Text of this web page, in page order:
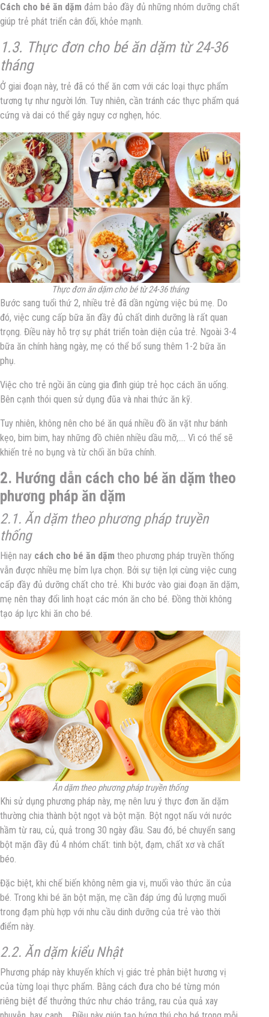
Cách cho bé ăn dặm đảm bảo đầy đủ những nhóm dưỡng chất
giúp trẻ phát triển cân đối, khỏe mạnh.
1.3. Thực đơn cho bé ăn dặm từ 24-36
tháng
Ở giai đoạn này, trẻ đã có thể ăn cơm với các loại thực phẩm
tương tự như người lớn. Tuy nhiên, cần tránh các thực phẩm quá
cứng và dai có thể gây nguy cơ nghẹn, hóc.
Thực đơn ăn dặm cho bé từ 24-36 tháng
Bước sang tuổi thứ 2, nhiều trẻ đã dần ngừng việc bú mẹ. Do
đó, việc cung cấp bữa ăn đầy đủ chất dinh dưỡng là rất quan
trọng. Điều này hỗ trợ sự phát triển toàn diện của trẻ. Ngoài 3-4
bữa ăn chính hàng ngày, mẹ có thể bổ sung thêm 1-2 bữa ăn
phụ.
Việc cho trẻ ngồi ăn cùng gia đình giúp trẻ học cách ăn uống.
Bên cạnh thói quen sử dụng đũa và nhai thức ăn kỹ.
Tuy nhiên, không nên cho bé ăn quá nhiều đồ ăn vặt như bánh
kẹo, bim bim, hay những đồ chiên nhiều dầu mỡ,…. Vì có thể sẽ
khiến trẻ no bụng và từ chối ăn bữa chính.
2. Hướng dẫn cách cho bé ăn dặm theo
phương pháp ăn dặm
2.1. Ăn dặm theo phương pháp truyền
thống
Hiện nay cách cho bé ăn dặm theo phương pháp truyền thống
vẫn được nhiều mẹ bỉm lựa chọn. Bởi sự tiện lợi cùng việc cung
cấp đầy đủ dưỡng chất cho trẻ. Khi bước vào giai đoạn ăn dặm,
mẹ nên thay đổi linh hoạt các món ăn cho bé. Đồng thời không
tạo áp lực khi ăn cho bé.
Ăn dặm theo phương pháp truyền thống
Khi sử dụng phương pháp này, mẹ nên lưu ý thực đơn ăn dặm
thường chia thành bột ngọt và bột mặn. Bột ngọt nấu với nước
hầm từ rau, củ, quả trong 30 ngày đầu. Sau đó, bé chuyển sang
bột mặn đầy đủ 4 nhóm chất: tinh bột, đạm, chất xơ và chất
béo.
Đặc biệt, khi chế biến không nêm gia vị, muối vào thức ăn của
bé. Trong khi bé ăn bột mặn, mẹ cần đáp ứng đủ lượng muối
trong đạm phù hợp với nhu cầu dinh dưỡng của trẻ vào thời
điểm này.
2.2. Ăn dặm kiểu Nhật
Phương pháp này khuyến khích vị giác trẻ phân biệt hương vị
của từng loại thực phẩm. Bằng cách đưa cho bé từng món
riêng biệt để thưởng thức như cháo trắng, rau của quả xay